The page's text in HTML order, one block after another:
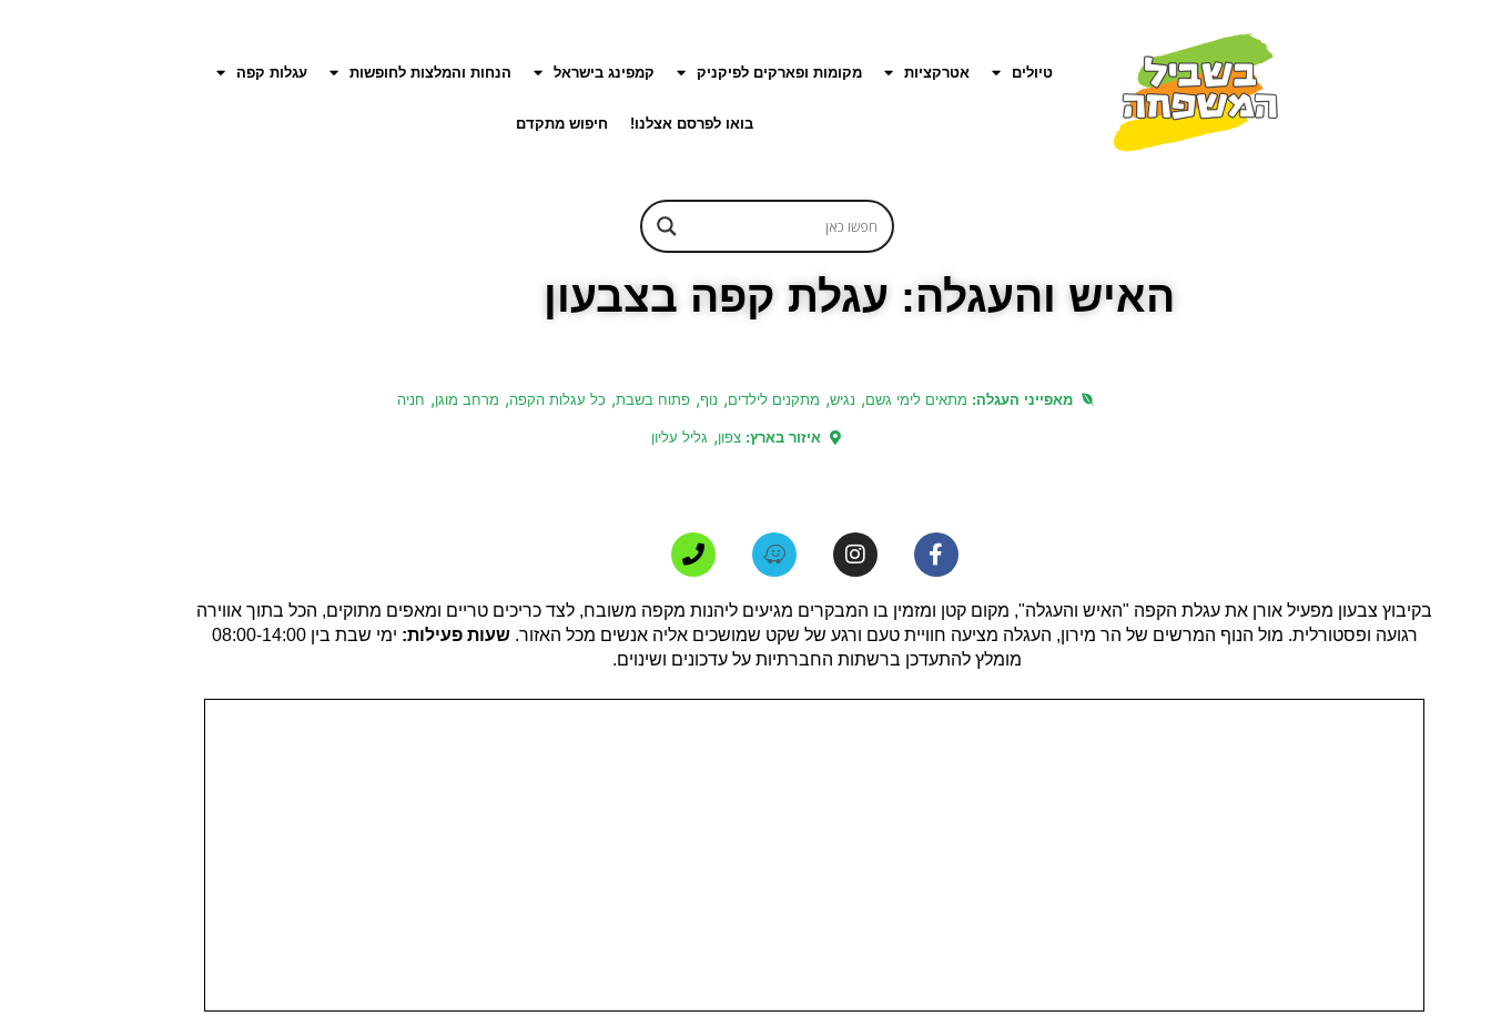
טיולים אטרקציות מקומות ופארקים לפיקניק קמפינג בישראל הנחות והמלצות לחופשות עגלות קפה
בואו לפרסם אצלנו! חיפוש מתקדם
האיש והעגלה: עגלת קפה בצבעון
מאפייני העגלה: מתאים לימי גשם, נגיש, מתקנים לילדים, נוף, פתוח בשבת, כל עגלות הקפה, מרחב מוגן, חניה
איזור בארץ:צפון, גליל עליון
בקיבוץ צבעון מפעיל אורן את עגלת הקפה "האיש והעגלה", מקום קטן ומזמין בו המבקרים מגיעים ליהנות מקפה משובח, לצד כריכים טריים ומאפים מתוקים, הכל בתוך אווירה
רגועה ופסטורלית. מול הנוף המרשים של הר מירון, העגלה מציעה חוויית טעם ורגע של שקט שמושכים אליה אנשים מכל האזור.שעות פעילות:
ימי שבת בין 08:00-14:00
מומלץ להתעדכן ברשתות החברתיות על עדכונים ושינוים.